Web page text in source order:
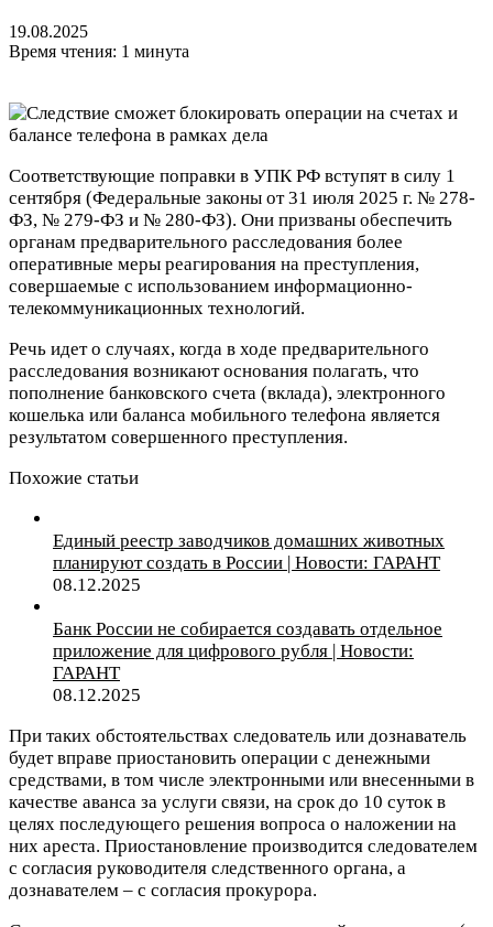
19.08.2025
Время чтения: 1 минута
Соответствующие поправки в УПК РФ вступят в силу 1
сентября (Федеральные законы от 31 июля 2025 г. № 278-
ФЗ, № 279-ФЗ и № 280-ФЗ). Они призваны обеспечить
органам предварительного расследования более
оперативные меры реагирования на преступления,
совершаемые с использованием информационно-
телекоммуникационных технологий.
Речь идет о случаях, когда в ходе предварительного
расследования возникают основания полагать, что
пополнение банковского счета (вклада), электронного
кошелька или баланса мобильного телефона является
результатом совершенного преступления.
Похожие статьи
Единый реестр заводчиков домашних животных
планируют создать в России | Новости: ГАРАНТ
08.12.2025
Банк России не собирается создавать отдельное
приложение для цифрового рубля | Новости:
ГАРАНТ
08.12.2025
При таких обстоятельствах следователь или дознаватель
будет вправе приостановить операции с денежными
средствами, в том числе электронными или внесенными в
качестве аванса за услуги связи, на срок до 10 суток в
целях последующего решения вопроса о наложении на
них ареста. Приостановление производится следователем
с согласия руководителя следственного органа, а
дознавателем – с согласия прокурора.